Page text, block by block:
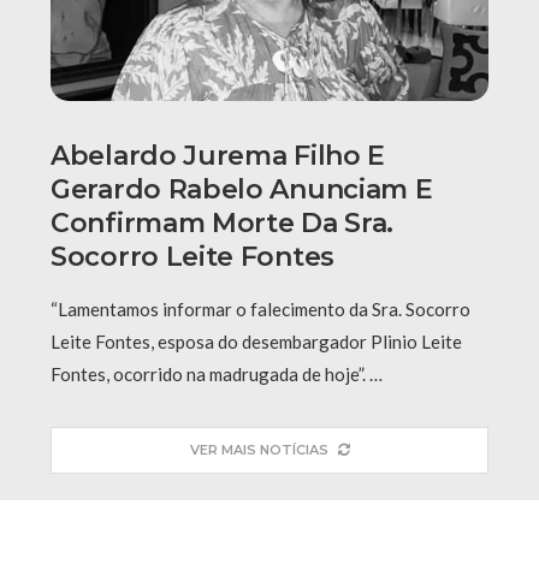
Abelardo Jurema Filho E
Gerardo Rabelo Anunciam E
Confirmam Morte Da Sra.
Socorro Leite Fontes
“Lamentamos informar o falecimento da Sra. Socorro
Leite Fontes, esposa do desembargador Plinio Leite
Fontes, ocorrido na madrugada de hoje”. …
VER MAIS NOTÍCIAS